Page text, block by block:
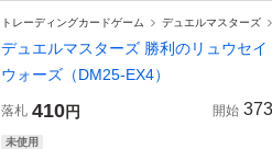
トレーディングカードゲーム デュエルマスターズ
デュエルマスターズ 勝利のリュウセ
ウォーズ（DM25-EX4）
落札 410円 開始 373
未使用